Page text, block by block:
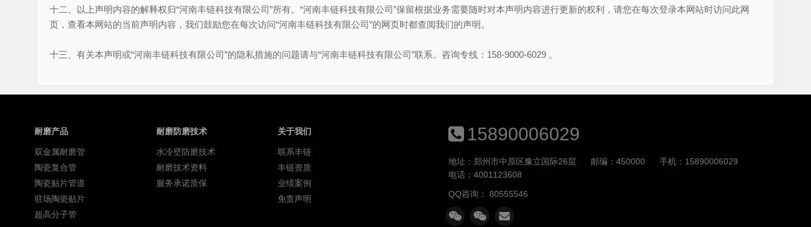
十二、以上声明内容的解释权归“河南丰链科技有限公司”所有。“河南丰链科技有限公司”保留根据业务需要随时对本声明内容进行更新的权利，请您在每次登录本网站时访问此网
页，查看本网站的当前声明内容，我们鼓励您在每次访问“河南丰链科技有限公司”的网页时都查阅我们的声明。
十三、有关本声明或“河南丰链科技有限公司”的隐私措施的问题请与“河南丰链科技有限公司”联系。咨询专线：158-9000-6029 。
耐磨产品
双金属耐磨管
陶瓷复合管
陶瓷贴片管道
驻场陶瓷贴片
超高分子管
耐磨防磨技术
水冷壁防磨技术
耐磨技术资料
服务承诺质保
关于我们
联系丰链
丰链资质
业绩案例
免责声明
15890006029
地址：郑州市中原区豫立国际26层 邮编：450000
手机：15890006029
电话：4001123608
QQ咨询： 80555546